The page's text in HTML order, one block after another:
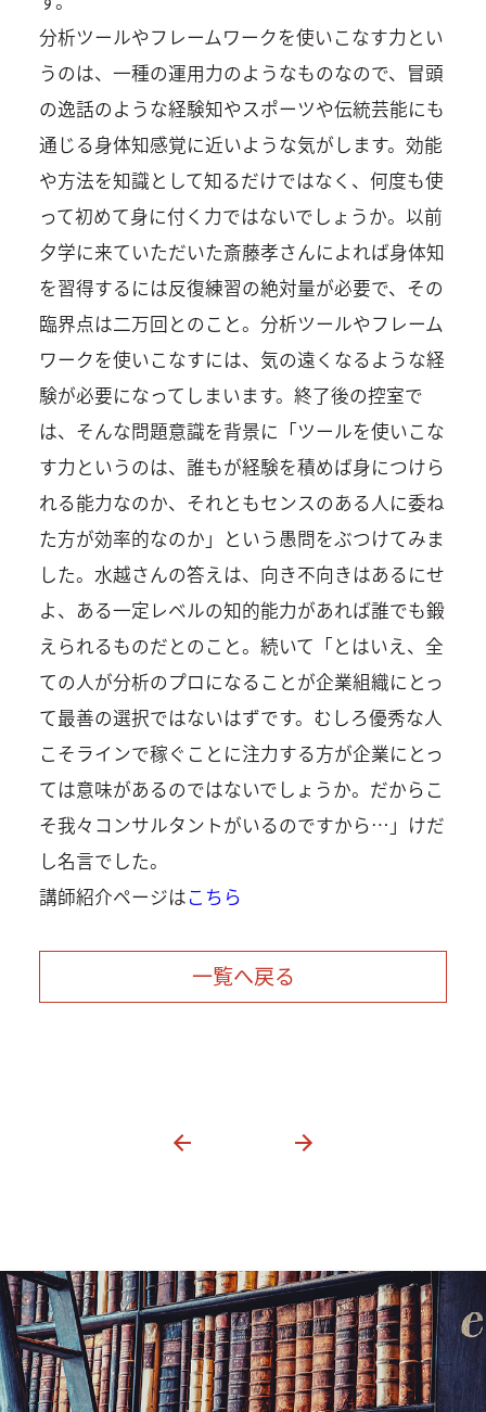
分析ツールやフレームワークを使いこなす力とい
うのは、一種の運用力のようなものなので、冒頭
の逸話のような経験知やスポーツや伝統芸能にも
通じる身体知感覚に近いような気がします。効能
や方法を知識として知るだけではなく、何度も使
って初めて身に付く力ではないでしょうか。以前
夕学に来ていただいた斎藤孝さんによれば身体知
を習得するには反復練習の絶対量が必要で、その
臨界点は二万回とのこと。分析ツールやフレーム
ワークを使いこなすには、気の遠くなるような経
験が必要になってしまいます。終了後の控室で
は、そんな問題意識を背景に「ツールを使いこな
す力というのは、誰もが経験を積めば身につけら
れる能力なのか、それともセンスのある人に委ね
た方が効率的なのか」という愚問をぶつけてみま
した。水越さんの答えは、向き不向きはあるにせ
よ、ある一定レベルの知的能力があれば誰でも鍛
えられるものだとのこと。続いて「とはいえ、全
ての人が分析のプロになることが企業組織にとっ
て最善の選択ではないはずです。むしろ優秀な人
こそラインで稼ぐことに注力する方が企業にとっ
ては意味があるのではないでしょうか。だからこ
そ我々コンサルタントがいるのですから…」けだ
し名言でした。
講師紹介ページはこちら
一覧へ戻る